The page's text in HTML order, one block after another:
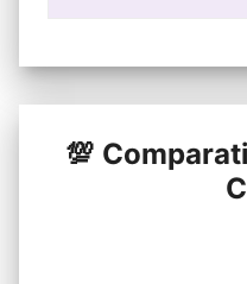
adequada que pot
Instal·lació més
fàcil instal·lar la
accessoris
Menys consum
potent però
💯